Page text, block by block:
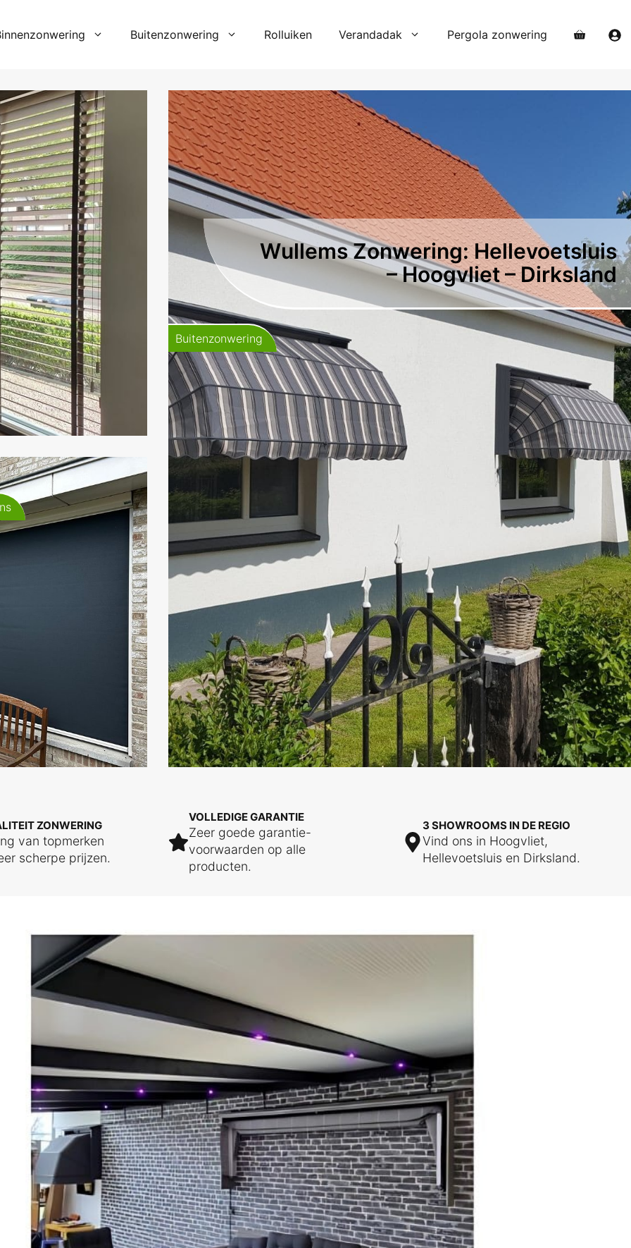
Buitenzonwering Rolluiken Verandadak Pergola zonwering
Wullems Zonwering: Hellevoetsluis
– Hoogvliet – Dirksland
Buitenzonwering
ZONWERING
van topmerken
scherpe prijzen.
VOLLEDIGE GARANTIE
Zeer goede garantie-
voorwaarden op alle
producten.
3 SHOWROOMS IN DE REGIO
Vind ons in Hoogvliet,
Hellevoetsluis en Dirksland.